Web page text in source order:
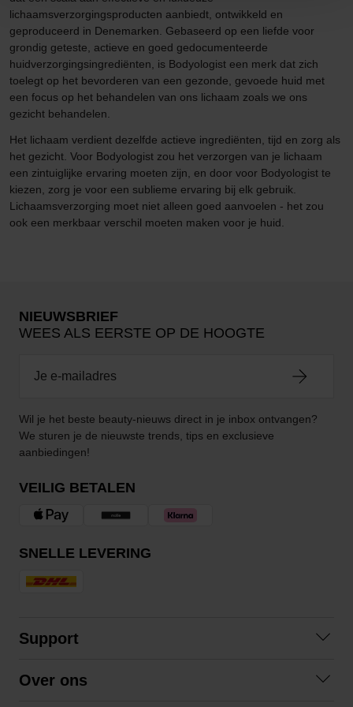
lichaamsverzorgingsproducten aanbiedt, ontwikkeld en
geproduceerd in Denemarken. Gebaseerd op een liefde voor
grondig geteste, actieve en goed gedocumenteerde
huidverzorgingsingrediënten, is Bodyologist een merk dat zich
toelegt op het bevorderen van een gezonde, gevoede huid met
een focus op het behandelen van ons lichaam zoals we ons
gezicht behandelen.
Het lichaam verdient dezelfde actieve ingrediënten, tijd en zorg als
het gezicht. Voor Bodyologist zou het verzorgen van je lichaam
een zintuiglijke ervaring moeten zijn, en door voor Bodyologist te
kiezen, zorg je voor een sublieme ervaring bij elk gebruik.
Lichaamsverzorging moet niet alleen goed aanvoelen - het zou
ook een merkbaar verschil moeten maken voor je huid.
NIEUWSBRIEF
WEES ALS EERSTE OP DE HOOGTE
Wil je het beste beauty-nieuws direct in je inbox ontvangen?
We sturen je de nieuwste trends, tips en exclusieve
aanbiedingen!
VEILIG BETALEN
SNELLE LEVERING
Support
Over ons